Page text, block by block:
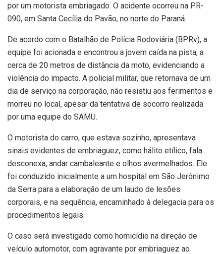
por um motorista embriagado. O acidente ocorreu na PR-
090, em Santa Cecília do Pavão, no norte do Paraná.
De acordo com o Batalhão de Polícia Rodoviária (BPRv), a
equipe foi acionada e encontrou a jovem caída na pista, a
cerca de 20 metros de distância da moto, evidenciando a
violência do impacto. A policial militar, que retornava de um
dia de serviço na corporação, não resistiu aos ferimentos e
morreu no local, apesar da tentativa de socorro realizada
por uma equipe do SAMU.
O motorista do carro, que estava sozinho, apresentava
sinais evidentes de embriaguez, como hálito etílico, fala
desconexa, andar cambaleante e olhos avermelhados. Ele
foi conduzido inicialmente a um hospital em São Jerônimo
da Serra para a elaboração de um laudo de lesões
corporais, e na sequência, encaminhado à delegacia para os
procedimentos legais.
O caso será investigado como homicídio na direção de
veículo automotor, com agravante por embriaguez ao